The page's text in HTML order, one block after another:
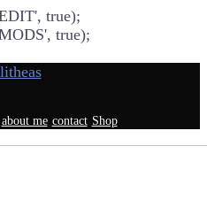
true);
true);
about me contact Shop